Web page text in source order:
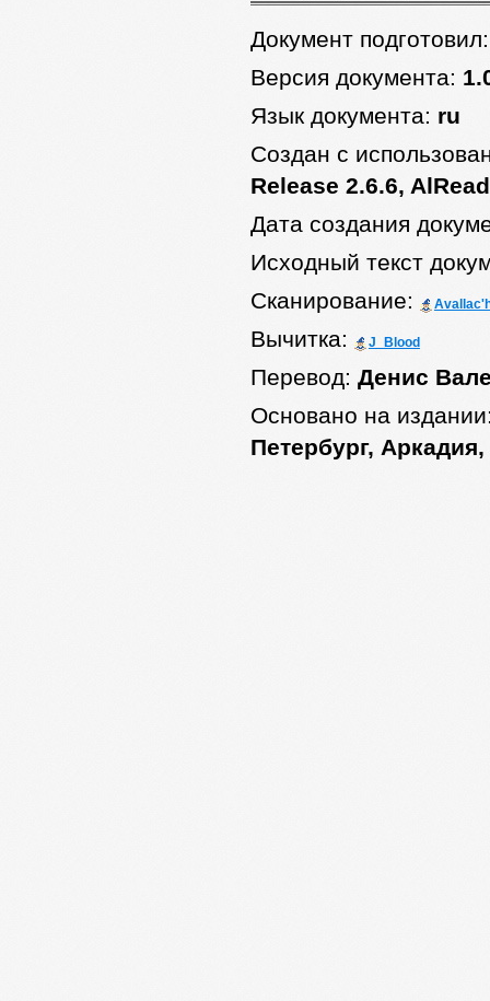
Документ
Версия документа:
Язык документа: ru
Создан с
Release 2.6.6,
Дата создания
Исходный текст
Сканирование:
Вычитка: J_Blood
Перевод: Денис
Основано на
Петербург,